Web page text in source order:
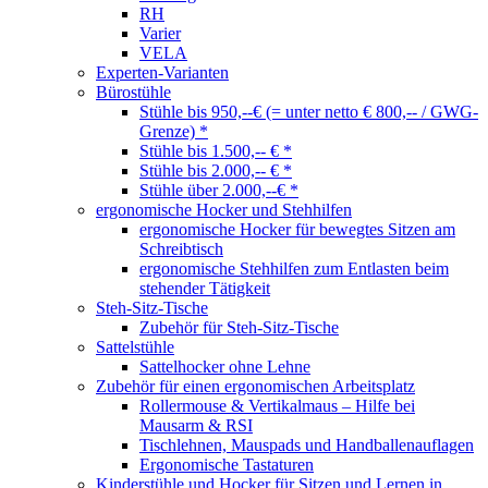
RH
Varier
VELA
Experten-Varianten
Bürostühle
Stühle bis 950,--€ (= unter netto € 800,-- / GWG-
Grenze) *
Stühle bis 1.500,-- € *
Stühle bis 2.000,-- € *
Stühle über 2.000,--€ *
ergonomische Hocker und Stehhilfen
ergonomische Hocker für bewegtes Sitzen am
Schreibtisch
ergonomische Stehhilfen zum Entlasten beim
stehender Tätigkeit
Steh-Sitz-Tische
Zubehör für Steh-Sitz-Tische
Sattelstühle
Sattelhocker ohne Lehne
Zubehör für einen ergonomischen Arbeitsplatz
Rollermouse & Vertikalmaus – Hilfe bei
Mausarm & RSI
Tischlehnen, Mauspads und Handballenauflagen
Ergonomische Tastaturen
Kinderstühle und Hocker für Sitzen und Lernen in